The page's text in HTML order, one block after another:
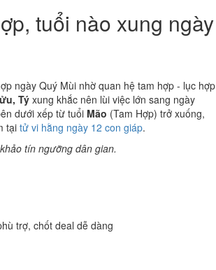
tuổi nào xung ngày
ngày Quý Mùi nhờ quan hệ tam hợp - lục hợp
Týxung khắc nên lùi việc lớn sang ngày
dưới xếp từ tuổi Mão (Tam Hợp) trở xuống,
tại tử vi hằng ngày 12 con giáp.
tín ngưỡng dân gian.
trợ, chốt deal dễ dàng